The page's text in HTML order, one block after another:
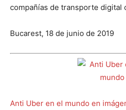
compañías de transporte digital
Bucarest, 18 de junio de 2019
Anti Uber en el mundo en